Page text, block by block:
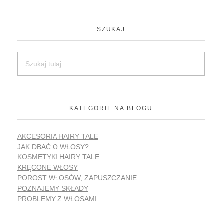
SZUKAJ
KATEGORIE NA BLOGU
AKCESORIA HAIRY TALE
JAK DBAĆ O WŁOSY?
KOSMETYKI HAIRY TALE
KRĘCONE WŁOSY
POROST WŁOSÓW, ZAPUSZCZANIE
POZNAJEMY SKŁADY
PROBLEMY Z WŁOSAMI